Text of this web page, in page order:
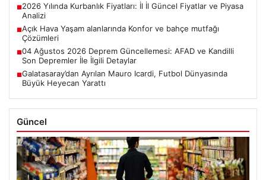
■2026 Yılında Kurbanlık Fiyatları: İl İl Güncel Fiyatlar ve Piyasa
Analizi
■Açık Hava Yaşam alanlarında Konfor ve bahçe mutfağı
Çözümleri
■04 Ağustos 2026 Deprem Güncellemesi: AFAD ve Kandilli
Son Depremler İle İlgili Detaylar
■Galatasaray’dan Ayrılan Mauro Icardi, Futbol Dünyasında
Büyük Heyecan Yarattı
Güncel